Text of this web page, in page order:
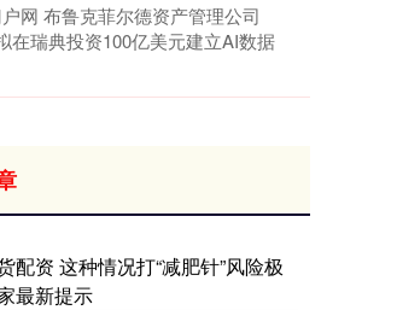
网 布鲁克菲尔德资产管理公司
在瑞典投资100亿美元建立AI数据
配资 这种情况打“减肥针”风险极
最新提示